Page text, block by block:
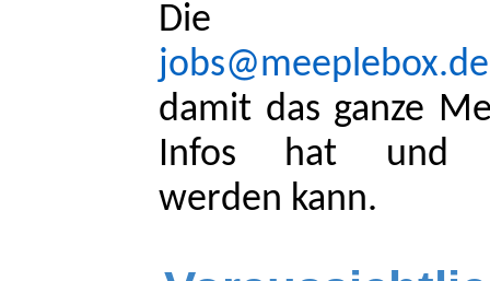
Die E-
jobs@meeplebox.de
damit das ganze
Infos hat und
werden kann.